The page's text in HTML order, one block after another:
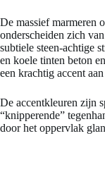
De massief marmeren
onderscheiden zich
subtiele steen-achtige
en koele tinten beton
een krachtig accent
De accentkleuren zijn
“knipperende”
door het oppervlak